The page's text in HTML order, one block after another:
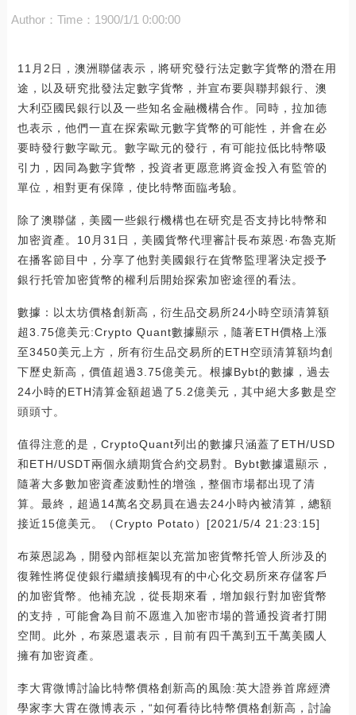
Author： Time：1900/1/1 0:00:00
11月2日，澳洲聯儲表示，將研究發行法定數字貨幣的潛在用
途，以及研究批發法定數字貨幣，并宣布要與聯邦銀行、澳
大利亞國民銀行以及一些知名金融機構合作。同時，拉加德
也表示，他們一直在探索歐元數字貨幣的可能性，并會在必
要時發行數字歐元。數字歐元的發行，有可能拉低比特幣吸
引力，因同為數字貨幣，投資者更愿意將資金投入有監管的
單位，相對更有保障，使比特幣面臨考驗。
除了澳聯儲，美國一些銀行機構也在研究是否支持比特幣和
加密資產。10月31日，美國貨幣代理審計長布萊恩·布魯克斯
在播客節目中，分享了他對美國銀行在貨幣監理署決定授予
銀行托管加密貨幣的權利后開始探索加密途徑的看法。
數據：以太坊價格創新高，衍生品交易所24小時空頭清算額
超3.75億美元:Crypto Quant數據顯示，隨著ETH價格上漲
至3450美元上方，所有衍生品交易所的ETH空頭清算額均創
下歷史新高，價值超過3.75億美元。根據Bybt的數據，過去
24小時的ETH清算金額超過了5.2億美元，其中絕大多數是空
頭頭寸。
值得注意的是，CryptoQuant列出的數據只涵蓋了ETH/USD
和ETH/USDT兩個永續期貨合約交易對。Bybt數據還顯示，
隨著大多數加密資產波動性的增強，整個市場都出現了清
算。最終，超過14萬名交易員在過去24小時內被清算，總額
接近15億美元。（Crypto Potato）[2021/5/4 21:23:15]
布萊恩認為，開發內部框架以充當加密貨幣托管人所涉及的
復雜性將促使銀行繼續接觸現有的中心化交易所來存儲客戶
的加密貨幣。他補充說，從長期來看，增加銀行對加密貨幣
的支持，可能會為目前不愿進入加密市場的普通投資者打開
空間。此外，布萊恩還表示，目前有四千萬到五千萬美國人
擁有加密資產。
李大霄微博討論比特幣價格創新高的風險:英大證券首席經濟
學家李大霄在微博表示，“如何看待比特幣價格創新高，討論